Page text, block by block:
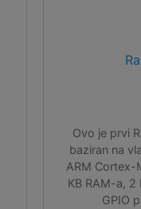
Ovo je prvi
baziran na
ARM Cortex-
KB RAM-a, 2
GPIO